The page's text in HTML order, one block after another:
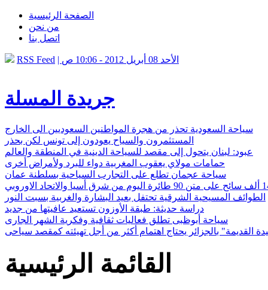
الصفحة الرئيسية
من نحن
اتصل بنا
RSS Feed | الأحد 08 أبريل 2012 - 10:06 ص
جريدة المسلة
سياحة السعودية تحذر من هجرة المواطنين السعوديين الى الخارج
المستثمرون والسياح يعودون إلى تونس لكن بحذر
عبود: لبنان يتحول إلى مقصد للسياحة الدينية في المنطقة والعالم
حمامات مولاي يعقوب المغربية دواء للبرد ولأمراض أخرى
سياحة عجمان تطلع على التجارب السياحية بسلطنة عمان
الطوائف المسيحية الشرقية تحتفل بعيد البشارة والغربية بسبت النور
دراسة حديثة: طبقة الأوزون تستعيد عافيتها من جديد
سياحة أبوظبى تطلق فعاليات ثقافية وفكرية الشهر الجارى
القديمة" بالجزائر يحتاج اهتمام أكثر من أجل تهيئته كمقصد سياحى
القائمة الرئيسية